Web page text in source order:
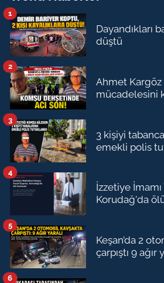
Dayandıkları
düştü
1
Ahmet Kargöz
mücadelesini
2
3 kişiyi
emekli polis
3
İzzetiye
Korudağ'da
4
Keşan’da 2
çarpıştı 9 ağır
5
6